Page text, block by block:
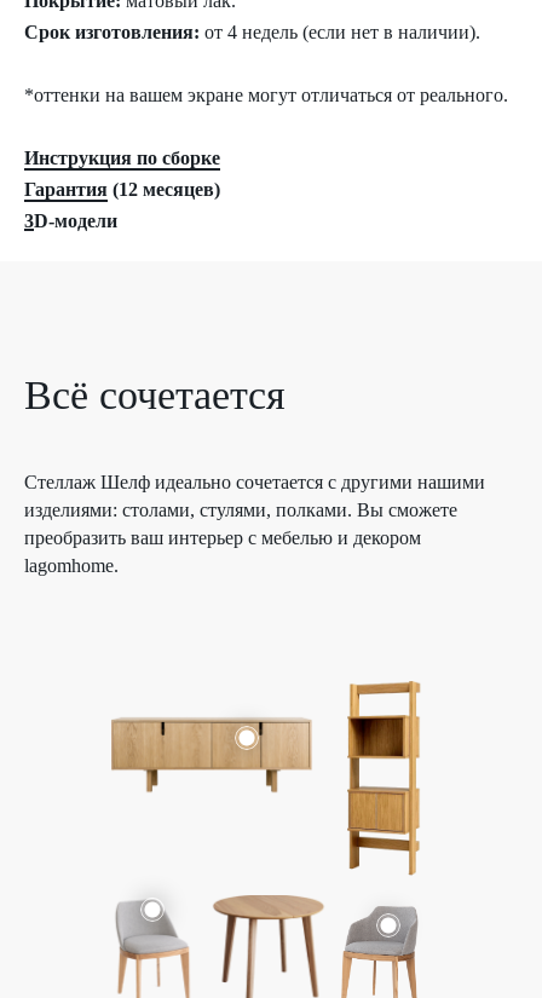
Срок изготовления: от 4 недель (если нет в наличии).
*оттенки на вашем экране могут отличаться от реального.
Инструкция по сборке
Гарантия (12 месяцев)
3D-модели
Всё сочетается
Стеллаж Шелф идеально сочетается с другими нашими
изделиями: столами, стулями, полками. Вы сможете
преобразить ваш интерьер с мебелью и декором
lagomhome.